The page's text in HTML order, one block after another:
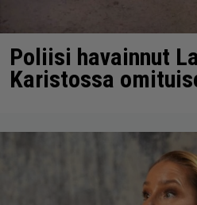
Poliisi havainnut
Karistossa